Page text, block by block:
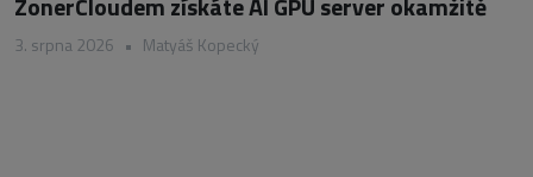
3. srpna 2026 • Matyáš Kopecký